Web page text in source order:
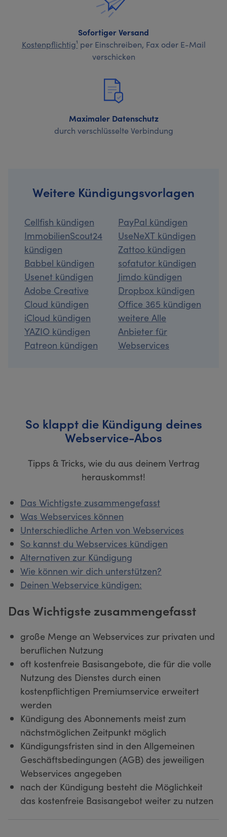
Sofortiger Versand
Kostenpflichtig¹ per Einschreiben, Fax oder E-Mail
verschicken
Maximaler Datenschutz
durch verschlüsselte Verbindung
Weitere Kündigungsvorlagen
Cellfish kündigen
ImmobilienScout24
kündigen
Babbel kündigen
Usenet kündigen
Adobe Creative
Cloud kündigen
iCloud kündigen
YAZIO kündigen
Patreon kündigen
PayPal kündigen
UseNeXT kündigen
Zattoo kündigen
sofatutor kündigen
Jimdo kündigen
Dropbox kündigen
Office 365 kündigen
weitere Alle
Anbieter für
Webservices
So klappt die Kündigung deines
Webservice-Abos
Tipps & Tricks, wie du aus deinem Vertrag
herauskommst!
Das Wichtigste zusammengefasst
Was Webservices können
Unterschiedliche Arten von Webservices
So kannst du Webservices kündigen
Alternativen zur Kündigung
Wie können wir dich unterstützen?
Deinen Webservice kündigen:
Das Wichtigste zusammengefasst
große Menge an Webservices zur privaten und
beruflichen Nutzung
oft kostenfreie Basisangebote, die für die volle
Nutzung des Dienstes durch einen
kostenpflichtigen Premiumservice erweitert
werden
Kündigung des Abonnements meist zum
nächstmöglichen Zeitpunkt möglich
Kündigungsfristen sind in den Allgemeinen
Geschäftsbedingungen (AGB) des jeweiligen
Webservices angegeben
nach der Kündigung besteht die Möglichkeit
das kostenfreie Basisangebot weiter zu nutzen